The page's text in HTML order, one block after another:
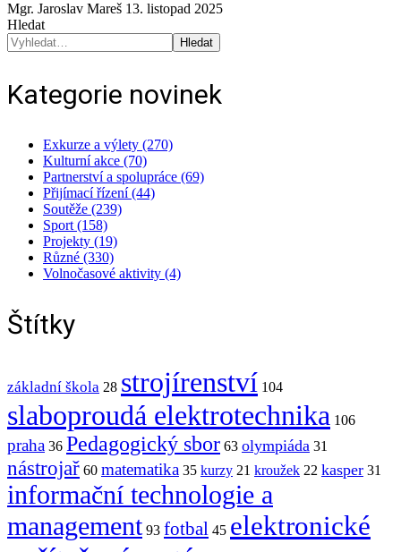
Mgr. Jaroslav Mareš 13. listopad 2025
Hledat
Hledat
Kategorie novinek
Exkurze a výlety (270)
Kulturní akce (70)
Partnerství a spolupráce (69)
Přijímací řízení (44)
Soutěže (239)
Sport (158)
Projekty (19)
Různé (330)
Volnočasové aktivity (4)
Štítky
základní škola 28 strojírenství 104
slaboproudá elektrotechnika 106
praha 36 Pedagogický sbor 63 olympiáda 31
nástrojař 60 matematika 35 kurzy 21 kroužek 22 kasper 31
informační technologie a
management 93 fotbal 45 elektronické